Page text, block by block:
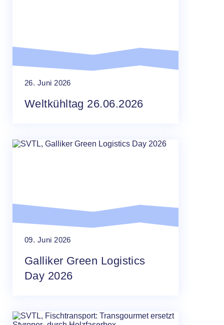
26. Juni 2026
Weltkühltag 26.06.2026
09. Juni 2026
Galliker Green Logistics
Day 2026